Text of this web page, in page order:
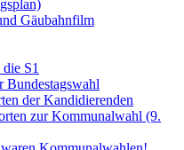
Gäubahnfilm
S1
Bundestagswahl
der Kandidierenden
zur Kommunalwahl (9.